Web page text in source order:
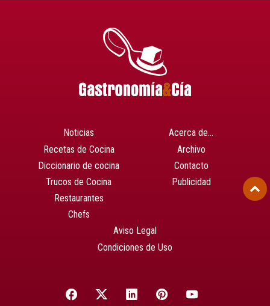
Noticias
Recetas de Cocina
Diccionario de cocina
Trucos de Cocina
Restaurantes
Chefs
Acerca de…
Archivo
Contacto
Publicidad
Aviso Legal
Condiciones de Uso